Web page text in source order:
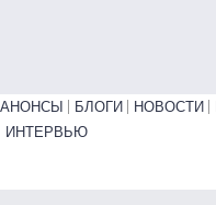
Primary links bottom
АНОНСЫ БЛОГИ НОВОСТИ
ИНТЕРВЬЮ